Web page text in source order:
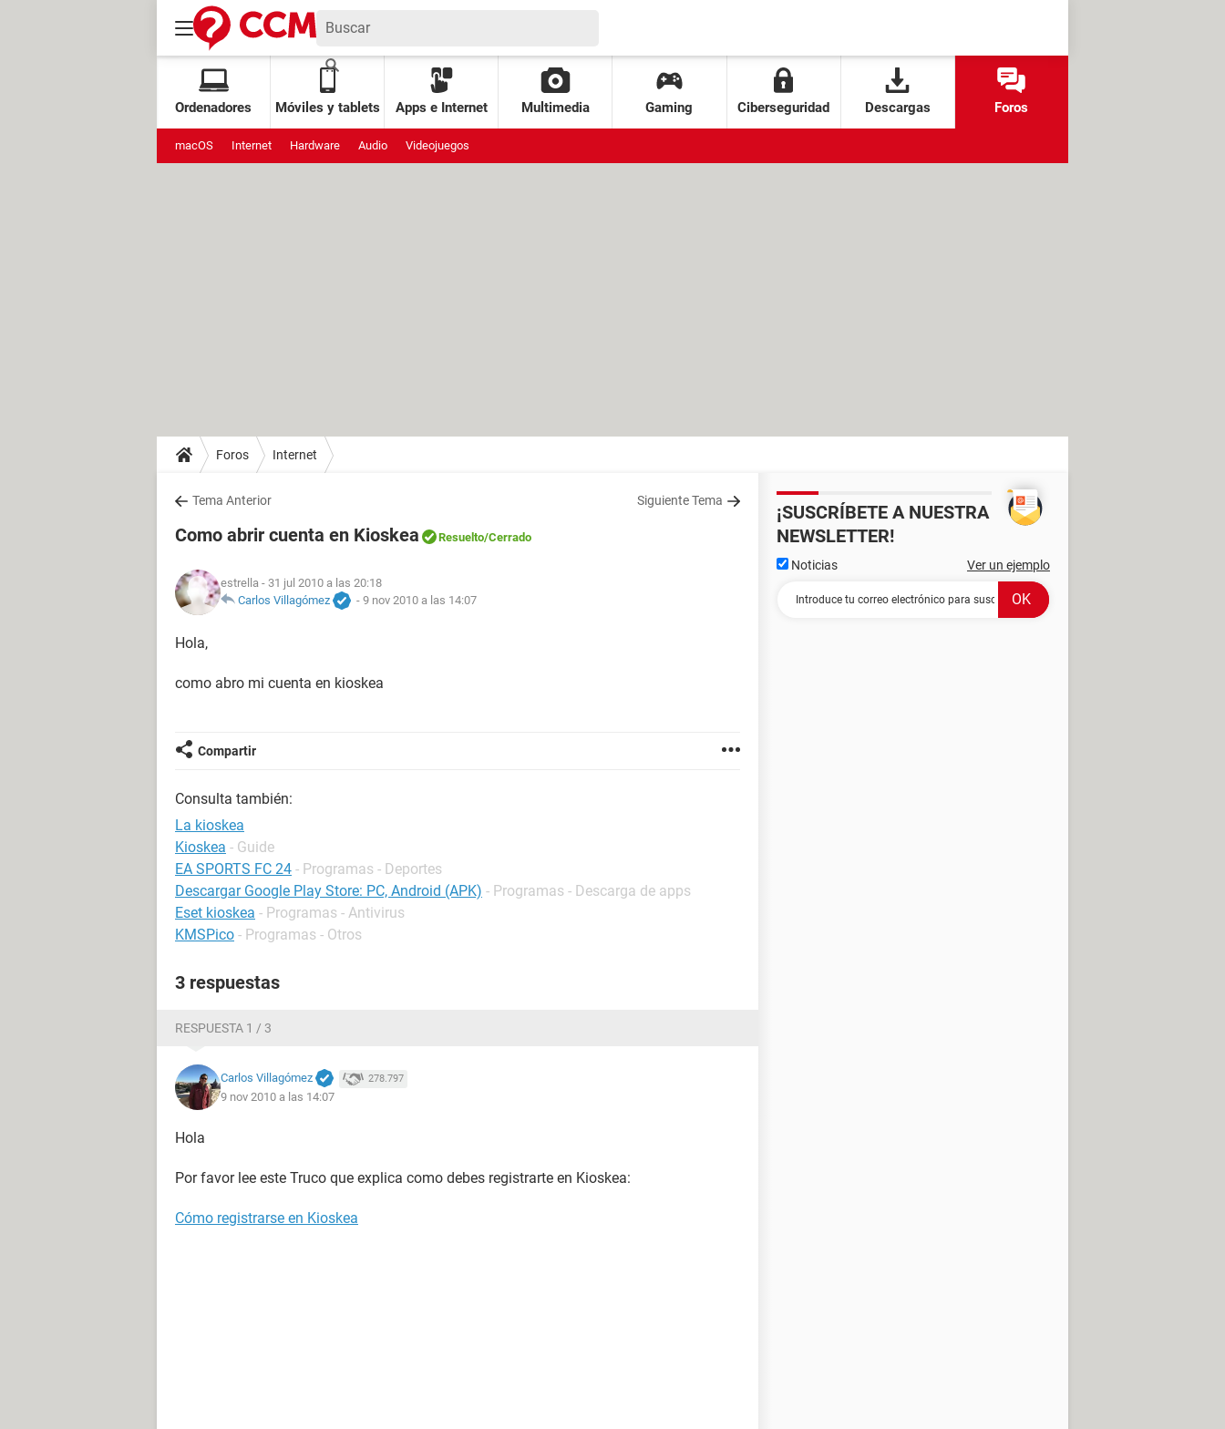
Ordenadores Móviles y tablets Apps e Internet Multimedia Gaming Ciberseguridad Descargas Foros
macOS Internet Hardware Audio Videojuegos
Foros Internet
Tema Anterior Siguiente Tema
Como abrir cuenta en Kioskea Resuelto/Cerrado
estrella - 31 jul 2010 a las 20:18
Carlos Villagómez
- 9 nov 2010 a las 14:07
Hola,
como abro mi cuenta en kioskea
Compartir
Consulta también:
La kioskea
Kioskea - Guide
EA SPORTS FC 24 - Programas - Deportes
Descargar Google Play Store: PC, Android (APK) - Programas - Descarga de apps
Eset kioskea - Programas - Antivirus
KMSPico - Programas - Otros
3 respuestas
RESPUESTA 1 / 3
Carlos Villagómez 278.797
9 nov 2010 a las 14:07
Hola
Por favor lee este Truco que explica como debes registrarte en Kioskea:
Cómo registrarse en Kioskea
¡SUSCRÍBETE A NUESTRA
NEWSLETTER!
Noticias Ver un ejemplo